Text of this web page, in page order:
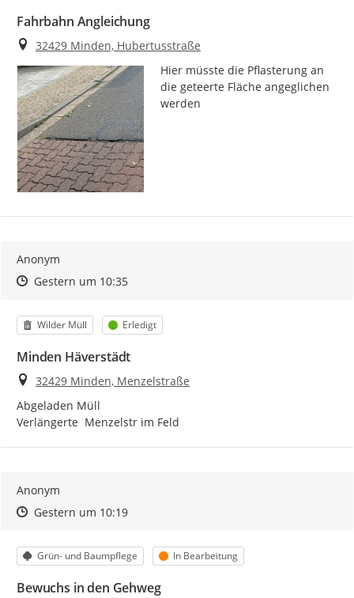
Fahrbahn Angleichung
Ort
32429 Minden, Hubertusstraße
Hier müsste die Pflasterung an
die geteerte Fläche angeglichen
werden
Anonym
Zeitpunkt des Erstellens
Zeitpunkt des Erstellens
Gestern um 10:35Zur Äußerung
Kategorie
Wilder Müll Status
Erledigt
Minden Häverstädt
Ort
32429 Minden, Menzelstraße
Abgeladen Müll
Verlängerte  Menzelstr im Feld
Anonym
Zeitpunkt des Erstellens
Zeitpunkt des Erstellens
Gestern um 10:19Zur Äußerung
Kategorie
Grün- und Baumpflege Status
In Bearbeitung
Bewuchs in den Gehweg